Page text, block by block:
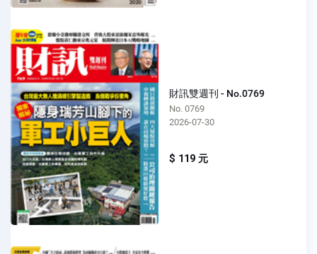
財訊雙週刊 - No.0769
No. 0769
2026-07-30
$ 119 元